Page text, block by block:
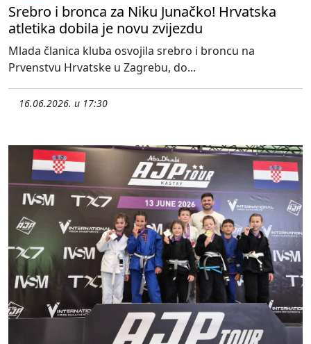
Srebro i bronca za Niku Junačko! Hrvatska
atletika dobila je novu zvijezdu
Mlada članica kluba osvojila srebro i broncu na
Prvenstvu Hrvatske u Zagrebu, do...
16.06.2026. u 17:30